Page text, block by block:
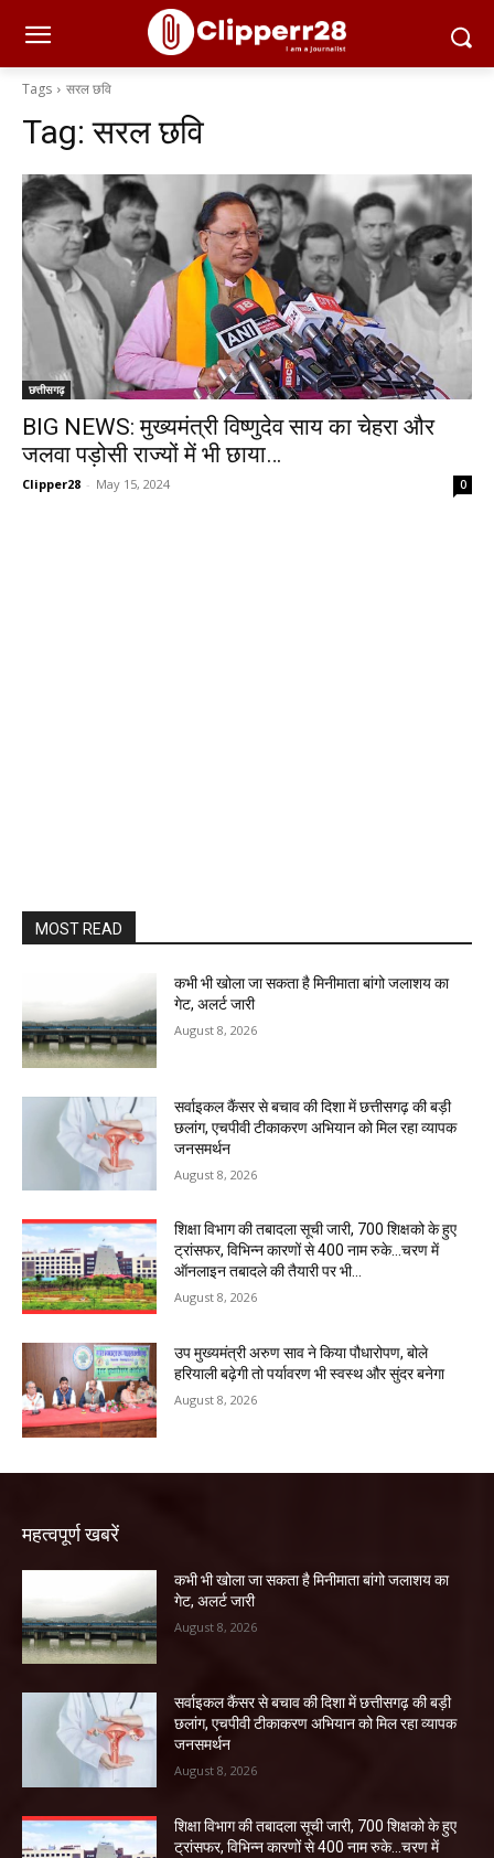
Tags सरल छवि
Tag:सरल छवि
छत्तीसगढ़
BIG NEWS: मुख्यमंत्री विष्णुदेव साय का चेहरा और
जलवा पड़ोसी राज्यों में भी छाया…
Clipper28 - May 15, 2024 0
MOST READ
कभी भी खोला जा सकता है मिनीमाता बांगो जलाशय का
गेट, अलर्ट जारी
August 8, 2026
सर्वाइकल कैंसर से बचाव की दिशा में छत्तीसगढ़ की बड़ी
छलांग, एचपीवी टीकाकरण अभियान को मिल रहा व्यापक
जनसमर्थन
August 8, 2026
शिक्षा विभाग की तबादला सूची जारी, 700 शिक्षको के हुए
ट्रांसफर, विभिन्न कारणों से 400 नाम रुके…चरण में
ऑनलाइन तबादले की तैयारी पर भी...
August 8, 2026
उप मुख्यमंत्री अरुण साव ने किया पौधारोपण, बोले
हरियाली बढ़ेगी तो पर्यावरण भी स्वस्थ और सुंदर बनेगा
August 8, 2026
महत्वपूर्ण खबरें
कभी भी खोला जा सकता है मिनीमाता बांगो जलाशय का
गेट, अलर्ट जारी
August 8, 2026
सर्वाइकल कैंसर से बचाव की दिशा में छत्तीसगढ़ की बड़ी
छलांग, एचपीवी टीकाकरण अभियान को मिल रहा व्यापक
जनसमर्थन
August 8, 2026
शिक्षा विभाग की तबादला सूची जारी, 700 शिक्षको के हुए
ट्रांसफर, विभिन्न कारणों से 400 नाम रुके…चरण में